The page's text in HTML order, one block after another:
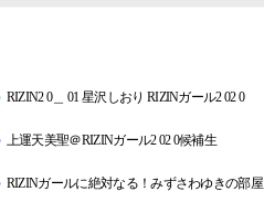
RIZIN2 0＿ 01 星沢しおり RIZINガール2 02 0
上運天美聖＠RIZINガール2 02 0候補生
RIZINガールに絶対なる！みずさわゆきの部屋